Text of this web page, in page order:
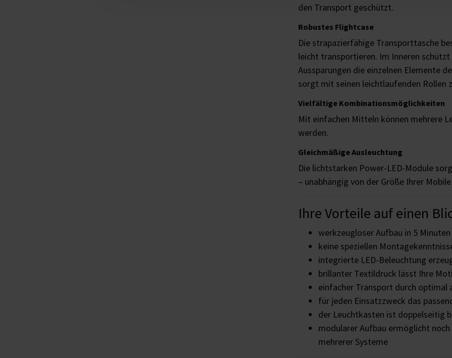
den Transport geschützt.
Robustes Flightcase
Die strapazierfähige Transporttasche
leicht transportieren. Im Inneren
Aussparungen die einzelnen Elemente
sorgt mit seinen leichtlaufenden Rollen
Vielfältige Kombinationsmöglichkeiten
Mit einfachen Mitteln können mehrere
werden.
Gleichmäßige Ausleuchtung
Die lichtstarken Power-LED-Module
– unabhängig von der Größe Ihrer
Ihre Vorteile auf einen
werkzeugloser Aufbau in 5 Minuten
keine speziellen
integrierte LED-Beleuchtung
brillanter Textildruck lässt Ihre
einfacher Transport durch optimal
für jeden Einsatzzweck das
der Leuchtkasten ist doppelseitig
modularer Aufbau ermöglicht
mehrerer Systeme